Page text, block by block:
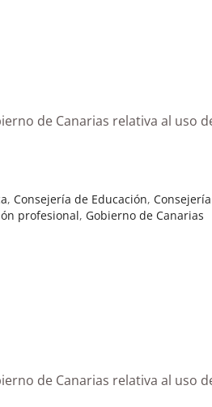
de Canarias relativa al uso
,Consejería de Educación,
profesional, Gobierno de Canarias
de Canarias relativa al uso